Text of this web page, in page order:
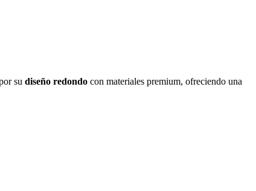
su diseño redondo con materiales premium, ofreciendo una